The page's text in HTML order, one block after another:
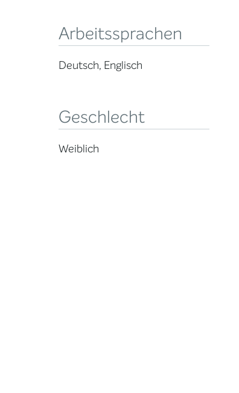
Arbeitssprachen
Deutsch, Englisch
Geschlecht
Weiblich